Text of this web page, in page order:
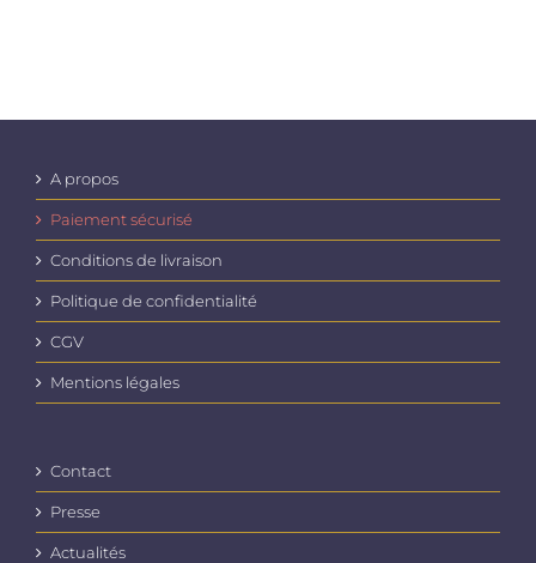
A propos
Paiement sécurisé
Conditions de livraison
Politique de confidentialité
CGV
Mentions légales
Contact
Presse
Actualités